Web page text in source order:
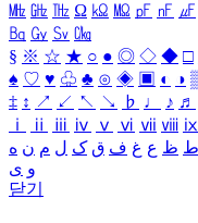
㎒ ㎓ ㎔ Ω ㏀ ㏁ ㎊ ㎋ ㎌
㏃ ㏉ ㏜ ㏆
§ ※ ☆ ★ ○ ● ◎ ◇ ◆ □
♠ ♡ ♥ ♧ ♣ ⊙ ◈ ▣ ◐ ◑
‡ ↕ ↗ ↙ ↖ ↘ ♭ ♩ ♪ ♬
ⅰ
ⅱ ⅲ ⅳ ⅴ ⅵ ⅶ ⅷ ⅸ
ط ظ ع غ ف ق ک ل م ن ه
و ی
닫기